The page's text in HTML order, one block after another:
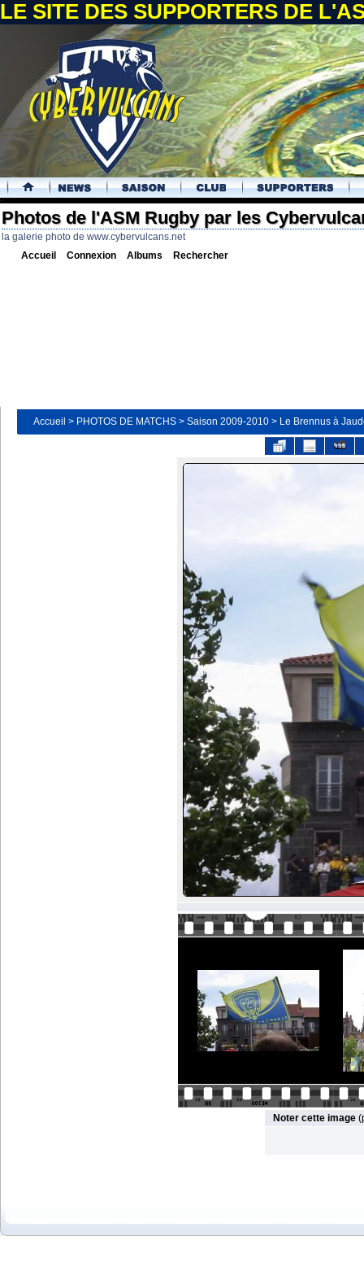
LE SITE DES SUPPORTERS DE
.
Photos de l'ASM Rugby par les
la galerie photo de www.cybervulcans.net
Accueil Connexion Albums Rechercher
Accueil > PHOTOS DE MATCHS > Saison 2009-2010 > Le Brennus à
Noter cette image